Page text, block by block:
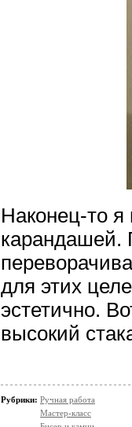
Наконец-то
карандашей.
для этих
эстетично.
высокий
Рубрики: Ручная работа
Мастер-класс